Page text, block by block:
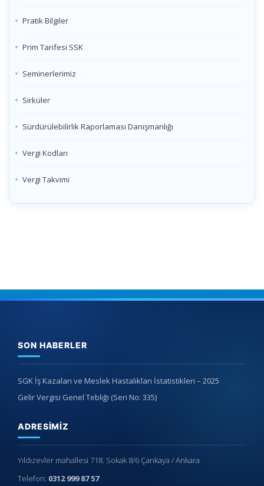
Pratik Bilgiler
Prim Tarifesi SSK
Seminerlerimiz
Sirküler
Sürdürülebilirlik Raporlaması Danışmanlığı
Vergi Kodları
Vergi Takvimi
SON HABERLER
SGK İş Kazaları ve Meslek Hastalıkları İstatistikleri – 2025
Gelir Vergisi Genel Tebliği (Seri No: 335)
ADRESIMIZ
Yıldızevler mahallesi 718. Sokak 8/6 Çankaya / Ankara
Telefon: 0312 999 87 57